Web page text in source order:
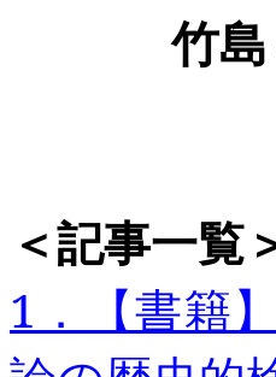
竹
＜記事一覧
1 ．【書籍】